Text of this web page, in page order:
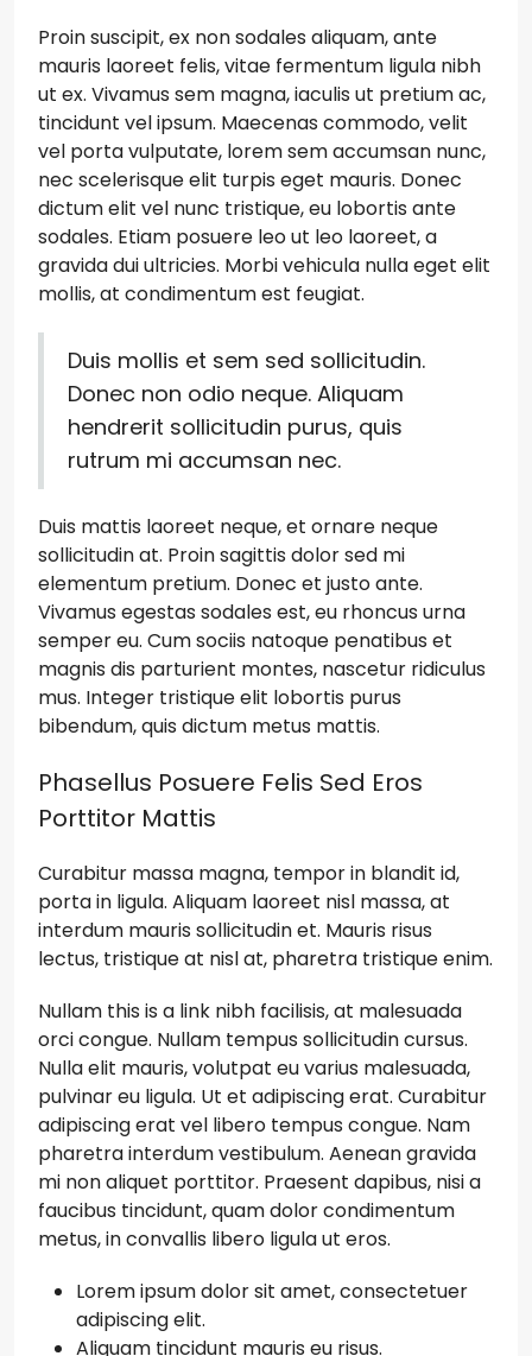
Proin suscipit, ex non sodales aliquam, ante
mauris laoreet felis, vitae fermentum ligula nibh
ut ex. Vivamus sem magna, iaculis ut pretium ac,
tincidunt vel ipsum. Maecenas commodo, velit
vel porta vulputate, lorem sem accumsan nunc,
nec scelerisque elit turpis eget mauris. Donec
dictum elit vel nunc tristique, eu lobortis ante
sodales. Etiam posuere leo ut leo laoreet, a
gravida dui ultricies. Morbi vehicula nulla eget elit
mollis, at condimentum est feugiat.
Duis mollis et sem sed sollicitudin.
Donec non odio neque. Aliquam
hendrerit sollicitudin purus, quis
rutrum mi accumsan nec.
Duis mattis laoreet neque, et ornare neque
sollicitudin at. Proin sagittis dolor sed mi
elementum pretium. Donec et justo ante.
Vivamus egestas sodales est, eu rhoncus urna
semper eu. Cum sociis natoque penatibus et
magnis dis parturient montes, nascetur ridiculus
mus. Integer tristique elit lobortis purus
bibendum, quis dictum metus mattis.
Phasellus Posuere Felis Sed Eros
Porttitor Mattis
Curabitur massa magna, tempor in blandit id,
porta in ligula. Aliquam laoreet nisl massa, at
interdum mauris sollicitudin et. Mauris risus
lectus, tristique at nisl at, pharetra tristique enim.
Nullam this is a link nibh facilisis, at malesuada
orci congue. Nullam tempus sollicitudin cursus.
Nulla elit mauris, volutpat eu varius malesuada,
pulvinar eu ligula. Ut et adipiscing erat. Curabitur
adipiscing erat vel libero tempus congue. Nam
pharetra interdum vestibulum. Aenean gravida
mi non aliquet porttitor. Praesent dapibus, nisi a
faucibus tincidunt, quam dolor condimentum
metus, in convallis libero ligula ut eros.
Lorem ipsum dolor sit amet, consectetuer
adipiscing elit.
Aliquam tincidunt mauris eu risus.